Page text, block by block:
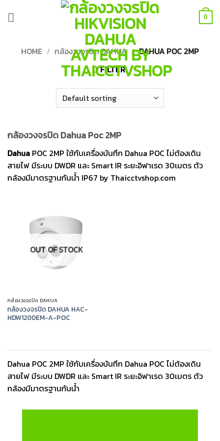
0
HOME / กล้องวงจรปิด DAHUA /DAHUA POC 2MP
FILTER
กล้องวงจรปิด Dahua Poc 2MP
Dahua POC 2MP ใช้กับเครื่องบันทึก Dahua POC ไม่ต้องเดิน
สายไฟ มีระบบ DWDR และ Smart IR ระยะอิฟาเรด 30เมตร ตัว
กล้องมีมาตรฐานกันน้ำ IP67 by Thaicctvshop.com
OUT OF STOCK
กล้องวงจรปิด DAHUA
กล้องวงจรปิด DAHUA HAC-
HDW1200EM-A-POC
Dahua POC 2MP ใช้กับเครื่องบันทึก Dahua POC ไม่ต้องเดิน
สายไฟ มีระบบ DWDR และ Smart IR ระยะอิฟาเรด 30เมตร ตัว
กล้องมีมาตรฐานกันน้ำ